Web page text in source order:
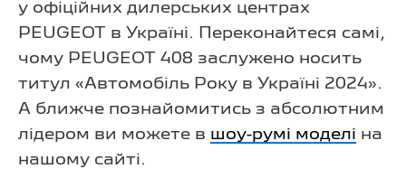
у офіційних дилерських центрах
PEUGEOT в Україні. Переконайтеся самі,
чому PEUGEOT 408 заслужено носить
титул «Автомобіль Року в Україні 2024».
А ближче познайомитись з абсолютним
лідером ви можете в шоу-румі моделі на
нашому сайті.